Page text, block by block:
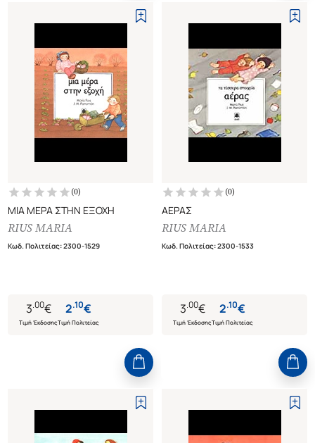
(0)
ΜΙΑ ΜΕΡΑ ΣΤΗΝ ΕΞΟΧΗ
RIUS MARIA
Κωδ. Πολιτείας:2300-1529
3.00€
Τιμή Έκδοσης
2.10€
Τιμή Πολιτείας
(0)
ΑΕΡΑΣ
RIUS MARIA
Κωδ. Πολιτείας:2300-1533
3.00€
Τιμή Έκδοσης
2.10€
Τιμή Πολιτείας